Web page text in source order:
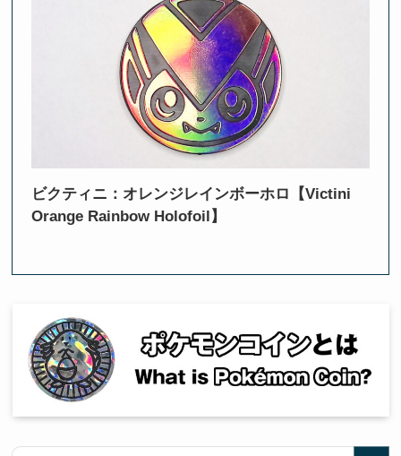
ビクティニ：オレンジレインボーホロ【Victini
Orange Rainbow Holofoil】